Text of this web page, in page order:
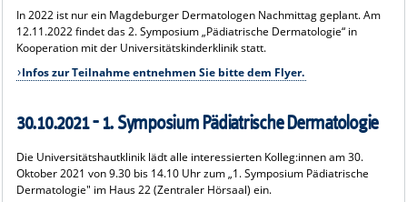
In 2022 ist nur ein Magdeburger Dermatologen Nachmittag geplant. Am
12.11.2022 findet das 2. Symposium „Pädiatrische Dermatologie“ in
Kooperation mit der Universitätskinderklinik statt.
Infos zur Teilnahme entnehmen Sie bitte dem Flyer.
30.10.2021 - 1. Symposium Pädiatrische Dermatologie
Die Universitätshautklinik lädt alle interessierten Kolleg:innen am 30.
Oktober 2021 von 9.30 bis 14.10 Uhr zum „1. Symposium Pädiatrische
Dermatologie" im Haus 22 (Zentraler Hörsaal) ein.